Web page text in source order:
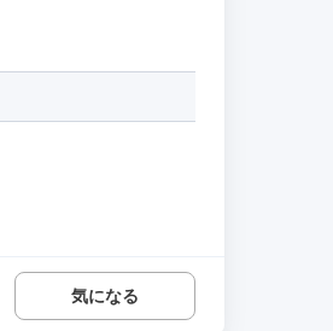
気になる